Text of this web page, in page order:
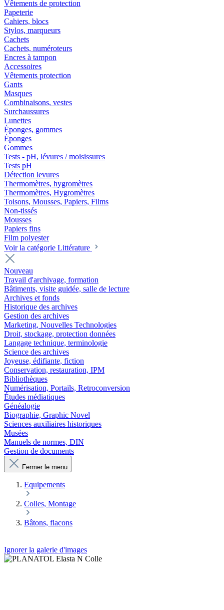
Vêtements de protection
Papeterie
Cahiers, blocs
Stylos, marqueurs
Cachets
Cachets, numéroteurs
Encres à tampon
Accessoires
Vêtements protection
Gants
Masques
Combinaisons, vestes
Surchaussures
Lunettes
Éponges, gommes
Éponges
Gommes
Tests - pH, lévures / moisissures
Tests pH
Détection levures
Thermomètres, hygromètres
Thermomètres, Hygromètres
Toisons, Mousses, Papiers, Films
Non-tissés
Mousses
Papiers fins
Film polyester
Voir la catégorie Littérature
Nouveau
Travail d'archivage, formation
Bâtiments, visite guidée, salle de lecture
Archives et fonds
Historique des archives
Gestion des archives
Marketing, Nouvelles Technologies
Droit, stockage, protection données
Langage technique, terminologie
Science des archives
Joyeuse, édifiante, fiction
Conservation, restauration, IPM
Bibliothèques
Numérisation, Portails, Retroconversion
Études médiatiques
Généalogie
Biographie, Graphic Novel
Sciences auxiliaires historiques
Musées
Manuels de normes, DIN
Gestion de documents
Fermer le menu
Equipements
Colles, Montage
Bâtons, flacons
Ignorer la galerie d'images